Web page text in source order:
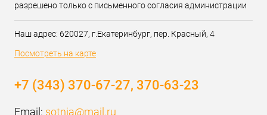
разрешено только с письменного согласия администрации
Наш адрес: 620027, г.Екатеринбург, пер. Красный, 4
Посмотреть на карте
+7 (343) 370-67-27, 370-63-23
Email: sotnia@mail.ru